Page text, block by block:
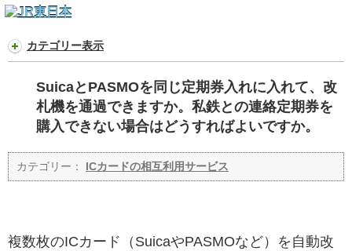
カテゴリー表示
SuicaとPASMOを同じ定期券入れに入れて、改
札機を通過できますか。私鉄との連絡定期券を
購入できない場合はどうすればよいですか。
カテゴリー： ICカードの相互利用サービス
複数枚のICカード（SuicaやPASMOなど）を自動改